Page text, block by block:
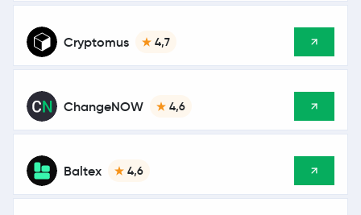
Cryptomus 4,7
ChangeNOW 4,6
Baltex 4,6